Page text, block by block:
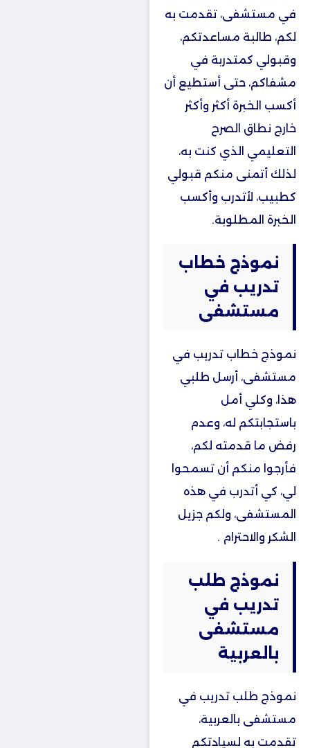
في مستشفى، تقدمت به
لكم، طالبة مساعدتكم،
وقبولي كمتدربة في
مشفاكم، حتى أستطيع أن
أكسب الخبرة أكثر وأكثر
خارج نطاق الصرح
التعليمي الذي كنت به،
لذلك أتمنى منكم قبولي
كطبيب، لأتدرب وأكسب
الخبرة المطلوبة.
نموذج خطاب
تدريب في
مستشفى
نموذج خطاب تدريب في
مستشفى، أرسل طلبي
هذا، وكلي أمل
باستجابتكم له، وعدم
رفض ما قدمته لكم،
فأرجوا منكم أن تسمحوا
لي، كي أتدرب في هذه
المستشفى، ولكم جزيل
الشكر والاحترام .
نموذج طلب
تدريب في
مستشفى
بالعربية
نموذج طلب تدريب في
مستشفى بالعربية،
تقدمت به لسيادتكم